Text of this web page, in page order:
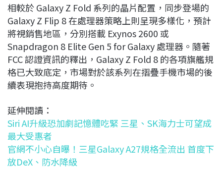
相較於 Galaxy Z Fold 系列的晶片配置，同步登場的
Galaxy Z Flip 8 在處理器策略上則呈現多樣化，預計
將視銷售地區，分別搭載 Exynos 2600 或
Snapdragon 8 Elite Gen 5 for Galaxy 處理器。隨著
FCC 認證資訊的釋出，Galaxy Z Fold 8 的各項旗艦規
格已大致底定，市場對於該系列在摺疊手機市場的後
續表現抱持高度期待。
延伸閱讀：
Siri AI升級恐加劇記憶體吃緊 三星、SK海力士可望成
最大受惠者
官網不小心自曝！三星Galaxy A27規格全流出 首度下
放DeX、防水降級